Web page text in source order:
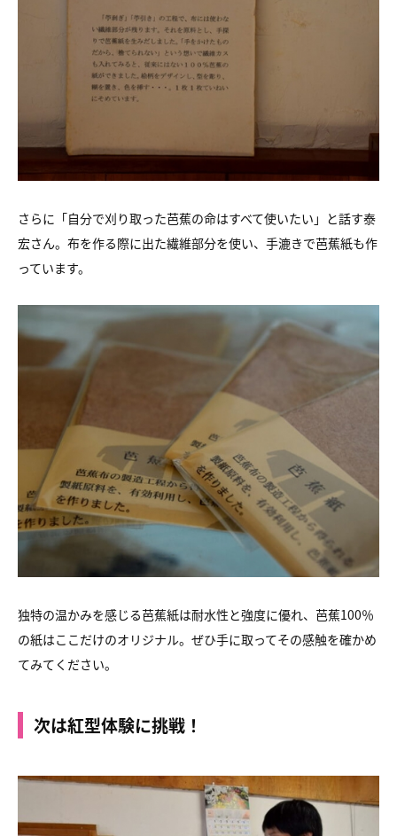
さらに「自分で刈り取った芭蕉の命はすべて使いたい」と話す泰
宏さん。布を作る際に出た繊維部分を使い、手漉きで芭蕉紙も作
っています。
独特の温かみを感じる芭蕉紙は耐水性と強度に優れ、芭蕉100％
の紙はここだけのオリジナル。ぜひ手に取ってその感触を確かめ
てみてください。
次は紅型体験に挑戦！